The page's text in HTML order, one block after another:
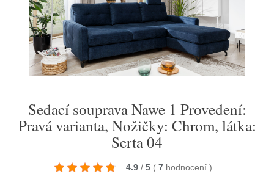
Sedací souprava Nawe 1 Provedení:
Pravá varianta, Nožičky: Chrom, látka:
Serta 04
4.9 / 5 ( 7 hodnocení )